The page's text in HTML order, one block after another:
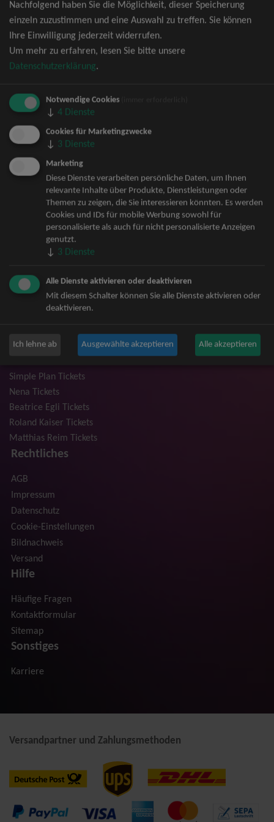
David Garrett Tickets
Andrea Berg Tickets
Backstreet Boys Tickets
Unheilig Tickets
Santiano Tickets
Bryan Adams Tickets
Andreas Gabalier Tickets
Die Fantastischen Vier Tickets
Herbert Grönemeyer Tickets
Deep Purple Tickets
Howard Carpendale Tickets
Jan Delay & Disko No.1 Tickets
Pur Tickets
Bob Dylan Tickets
Mark Forster Tickets
The Prodigy Tickets
Niedeckens BAP Tickets
Judas Priest Tickets
Trailerpark & Friends Tickets
Simple Plan Tickets
Nena Tickets
Beatrice Egli Tickets
Roland Kaiser Tickets
Matthias Reim Tickets
Rechtliches
AGB
Impressum
Datenschutz
Cookie-Einstellungen
Bildnachweis
Versand
Hilfe
Häufige Fragen
Kontaktformular
Sitemap
Sonstiges
Karriere
Versandpartner und Zahlungsmethoden
Nachfolgend haben Sie die Möglichkeit, dieser Speicherung
einzeln zuzustimmen und eine Auswahl zu treffen. Sie können
Ihre Einwilligung jederzeit widerrufen.
Um mehr zu erfahren, lesen Sie bitte unsere
Datenschutzerklärung.
Notwendige Cookies
↓ 4 Dienste
Cookies für Marketingzwecke
↓ 3 Dienste
Marketing
Diese Dienste verarbeiten persönliche Daten, um Ihnen
relevante Inhalte über Produkte, Dienstleistungen oder
Themen zu zeigen, die Sie interessieren könnten. Es werden
Cookies und IDs für mobile Werbung sowohl für
personalisierte als auch für nicht personalisierte Anzeigen
genutzt.
↓ 3 Dienste
Alle Dienste aktivieren oder deaktivieren
Mit diesem Schalter können Sie alle Dienste aktivieren oder
deaktivieren.
Ich lehne ab Ausgewählte akzeptieren Alle akzeptieren